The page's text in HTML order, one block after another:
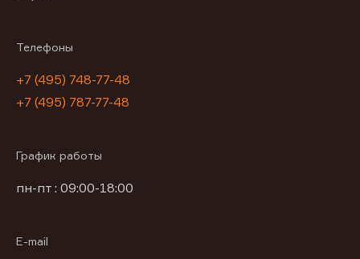
Телефоны
+7 (495) 748-77-48
+7 (495) 787-77-48
График работы
пн-пт : 09:00-18:00
E-mail